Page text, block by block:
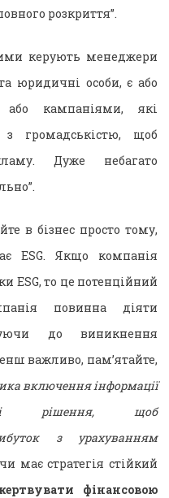
розкриття”.
керують менеджери
юридичні особи, є або
кампаніями, які
з громадськістю, щоб
Дуже небагато
в бізнес просто тому,
ESG. Якщо компанія
ESG, то це потенційний
повинна діяти
до виникнення
важливо, пам’ятайте,
включення інформації
рішення, щоб
з урахуванням
має стратегія стійкий
фінансовою